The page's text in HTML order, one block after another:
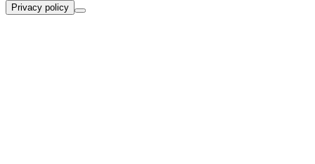
Privacy policy